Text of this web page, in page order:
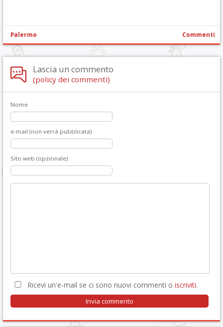
Palermo Commenti
Lascia un commento
(policy dei commenti)
Nome
e-mail (non verrà pubblicata)
Sito web (opzionale)
Ricevi un'e-mail se ci sono nuovi commenti o iscriviti.